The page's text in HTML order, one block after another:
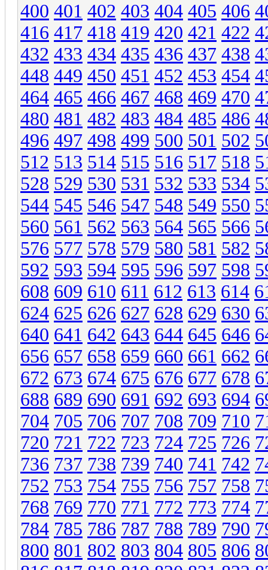
400 401 402 403 404 405 406
416 417 418 419 420 421 422
432 433 434 435 436 437 438
448 449 450 451 452 453 454
464 465 466 467 468 469 470
480 481 482 483 484 485 486
496 497 498 499 500 501 502
512 513 514 515 516 517 518
528 529 530 531 532 533 534
544 545 546 547 548 549 550
560 561 562 563 564 565 566
576 577 578 579 580 581 582
592 593 594 595 596 597 598
608 609 610 611 612 613 614
624 625 626 627 628 629 630
640 641 642 643 644 645 646
656 657 658 659 660 661 662
672 673 674 675 676 677 678
688 689 690 691 692 693 694
704 705 706 707 708 709 710
720 721 722 723 724 725 726
736 737 738 739 740 741 742
752 753 754 755 756 757 758
768 769 770 771 772 773 774
784 785 786 787 788 789 790
800 801 802 803 804 805 806